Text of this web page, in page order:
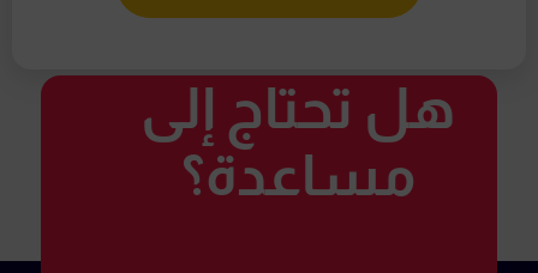
هل تحتاج إلى
مساعدة؟